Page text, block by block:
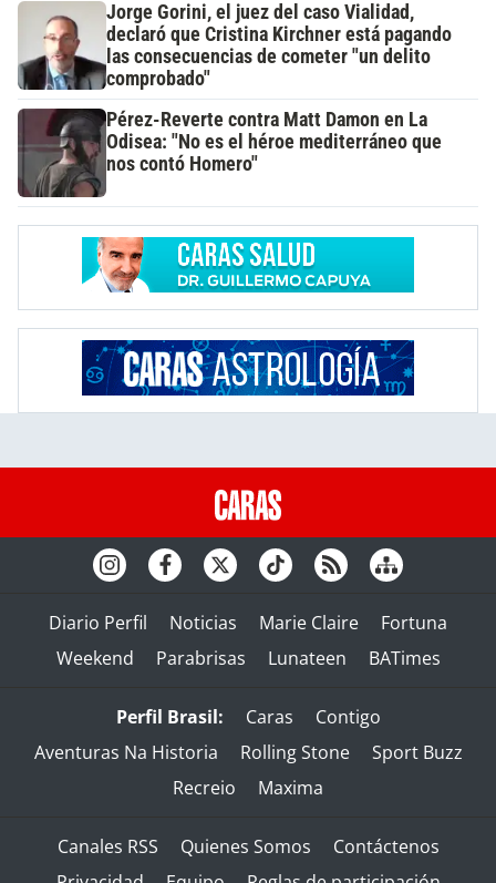
Jorge Gorini, el juez del caso Vialidad,
declaró que Cristina Kirchner está pagando
las consecuencias de cometer "un delito
comprobado"
Pérez-Reverte contra Matt Damon en La
Odisea: "No es el héroe mediterráneo que
nos contó Homero"
Diario Perfil Noticias Marie Claire
Fortuna
Weekend
Parabrisas Lunateen BATimes
Perfil Brasil: Caras
Contigo
Aventuras Na Historia
Rolling Stone
Sport Buzz
Recreio
Maxima
Canales RSS Quienes Somos
Contáctenos